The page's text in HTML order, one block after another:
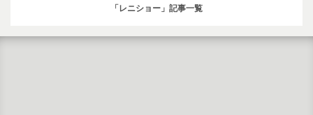
「レニショー」記事一覧